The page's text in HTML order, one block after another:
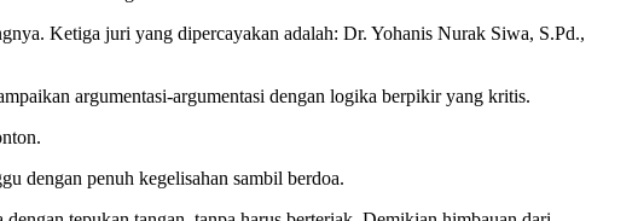
Ketiga juri yang dipercayakan adalah: Dr. Yohanis Nurak Siwa, S.Pd.,
argumentasi-argumentasi dengan logika berpikir yang kritis.
dengan penuh kegelisahan sambil berdoa.